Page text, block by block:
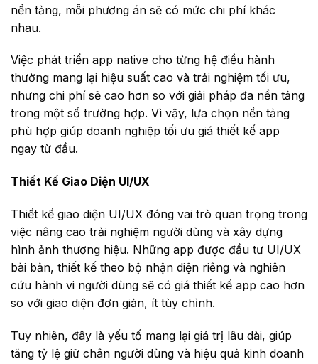
nền tảng, mỗi phương án sẽ có mức chi phí khác
nhau.
Việc phát triển app native cho từng hệ điều hành
thường mang lại hiệu suất cao và trải nghiệm tối ưu,
nhưng chi phí sẽ cao hơn so với giải pháp đa nền tảng
trong một số trường hợp. Vì vậy, lựa chọn nền tảng
phù hợp giúp doanh nghiệp tối ưu giá thiết kế app
ngay từ đầu.
Thiết Kế Giao Diện UI/UX
Thiết kế giao diện UI/UX đóng vai trò quan trọng trong
việc nâng cao trải nghiệm người dùng và xây dựng
hình ảnh thương hiệu. Những app được đầu tư UI/UX
bài bản, thiết kế theo bộ nhận diện riêng và nghiên
cứu hành vi người dùng sẽ có giá thiết kế app cao hơn
so với giao diện đơn giản, ít tùy chỉnh.
Tuy nhiên, đây là yếu tố mang lại giá trị lâu dài, giúp
tăng tỷ lệ giữ chân người dùng và hiệu quả kinh doanh